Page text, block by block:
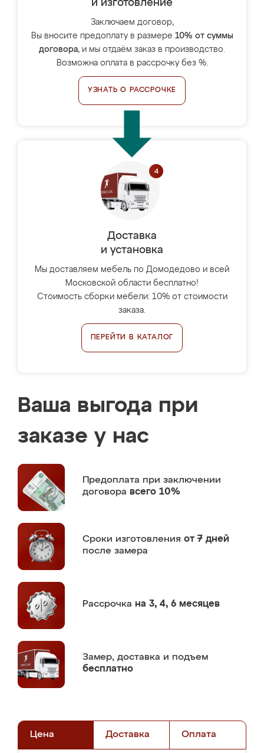
и изготовление
Заключаем договор,
Вы вносите предоплату в размере 10% от суммы
договора, и мы отдаём заказ в производство.
Возможна оплата в рассрочку без %.
УЗНАТЬ О РАССРОЧКЕ
Доставка
и установка
Мы доставляем мебель по Домодедово и всей
Московской области бесплатно!
Стоимость сборки мебели: 10% от стоимости
заказа.
ПЕРЕЙТИ В КАТАЛОГ
Ваша выгода при
заказе у нас
Предоплата при заключении
договора всего 10%
Сроки изготовления от 7 дней
после замера
Рассрочка на 3, 4, 6 месяцев
Замер, доставка и подъем
бесплатно
Цена Доставка Оплата